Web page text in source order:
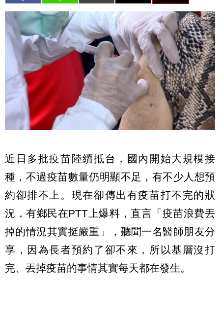
近日多批疫苗陸續抵台，國內開始大規模接
種，不過疫苗數量仍明顯不足，有不少人想預
約卻排不上。現在卻傳出有疫苗打不完的狀
況，有鄉民在PTT上爆料，直言「疫苗浪費丟
掉的情況其實挺嚴重」，聽聞一名醫師朋友分
享，因為長者預約了卻不來，所以基層沒打
完、丟掉疫苗的事情其實每天都在發生。